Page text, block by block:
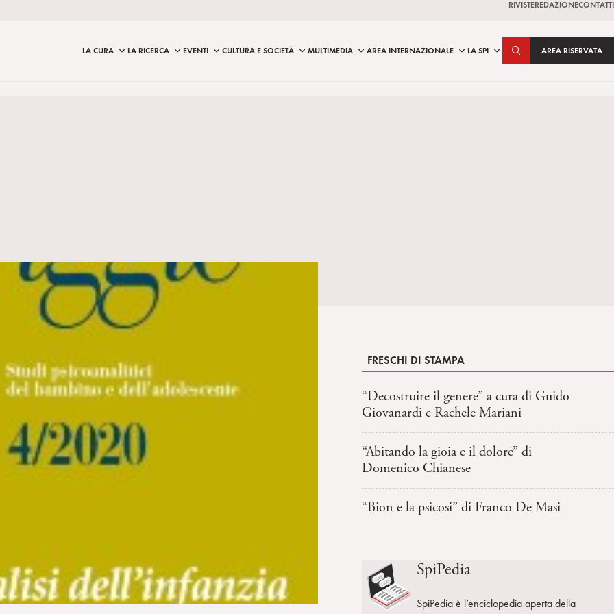
RIVISTEREDAZIONECONTATTI
LA CURA LA RICERCA EVENTI CULTURA E SOCIETÀ MULTIMEDIA AREA INTERNAZIONALE LA SPI AREA RISERVATA
FRESCHI DI STAMPA
“Decostruire il genere” a cura di Guido
Giovanardi e Rachele Mariani
“Abitando la gioia e il dolore” di
Domenico Chianese
“Bion e la psicosi” di Franco De Masi
SpiPedia
SpiPedia è l’enciclopedia aperta della